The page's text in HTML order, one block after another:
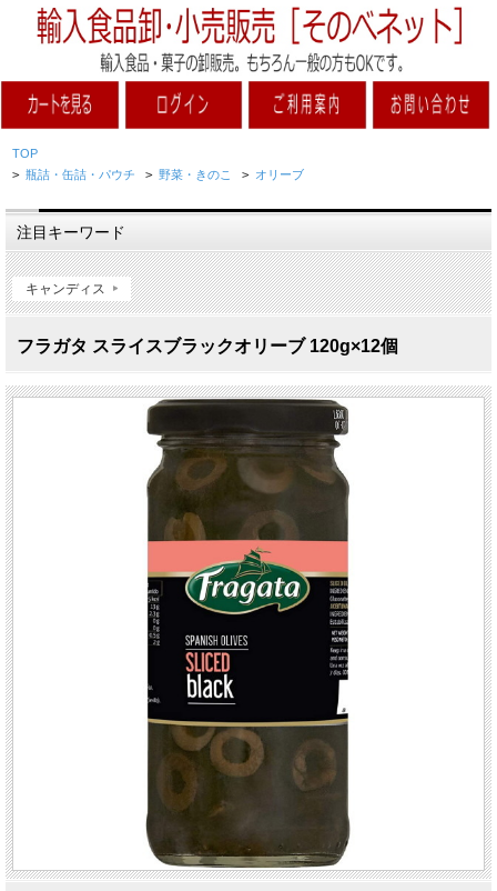
TOP
> 瓶詰・缶詰・パウチ > 野菜・きのこ > オリーブ
注目キーワード
キャンディス
フラガタ スライスブラックオリーブ 120g×12個